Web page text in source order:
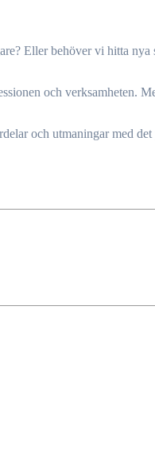
Eller behöver vi hitta
och verksamheten.
och utmaningar med det